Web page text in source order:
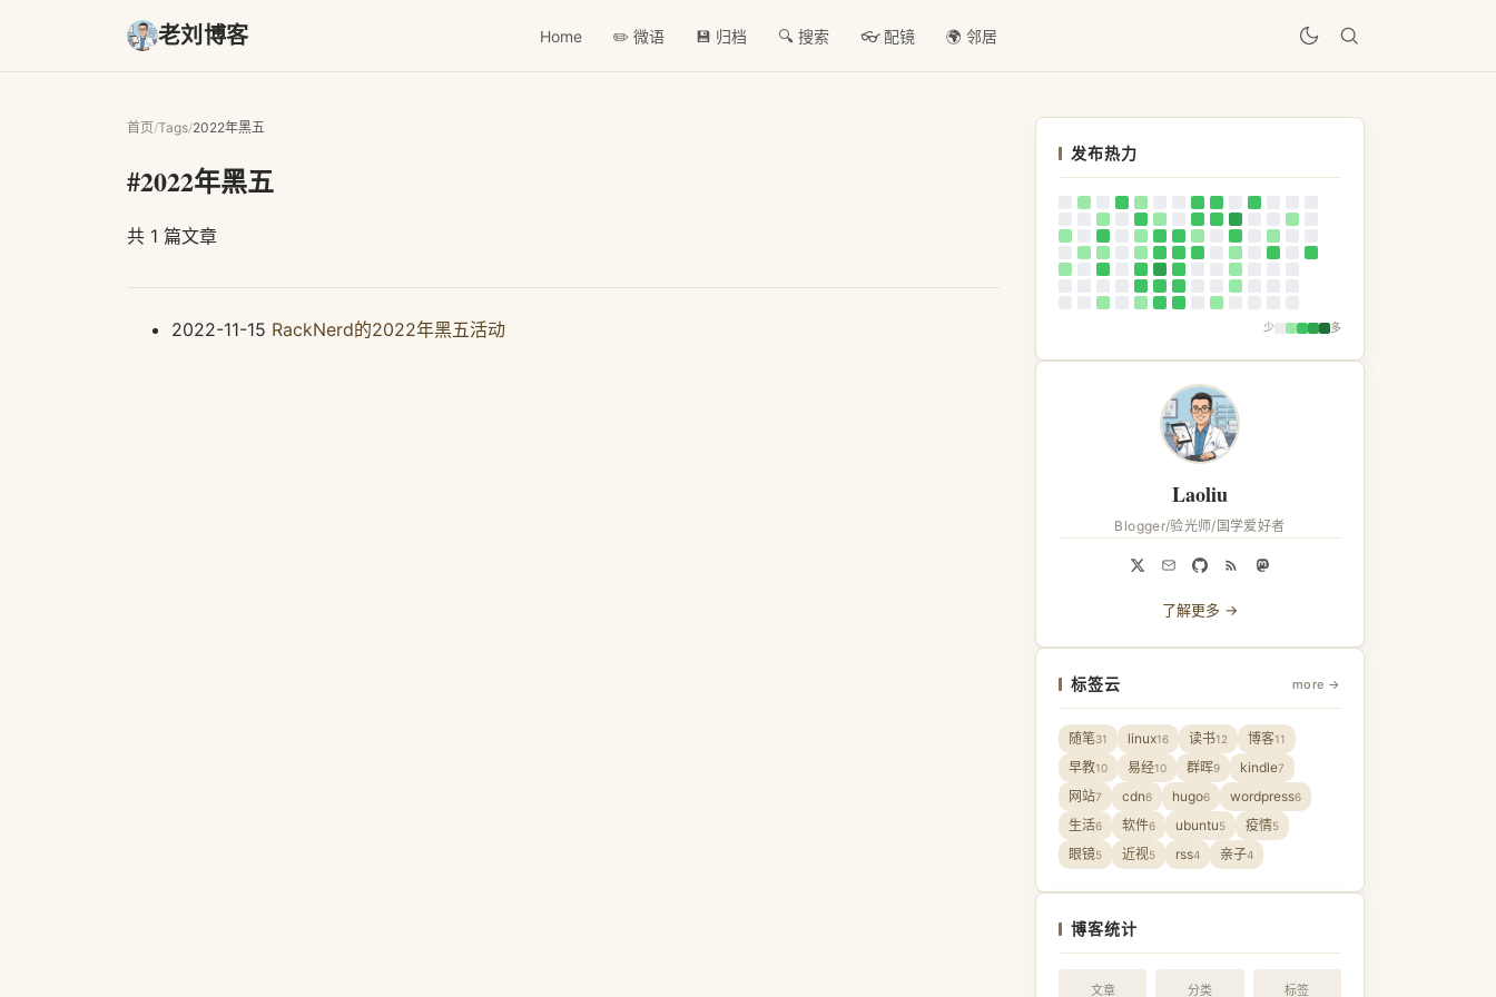
老刘博客 Home ✏️ 微语 💾 归档 🔍 搜索 👓 配镜 🌍 邻居
首页/Tags/2022年黑五
#2022年黑五
共 1 篇文章
2022-11-15 RackNerd的2022年黑五活动
发布热力
少 多
Laoliu
Blogger/验光师/国学爱好者
了解更多 →
标签云 more →
随笔31 linux16 读书12 博客11
早教10 易经10 群晖9 kindle7
网站7 cdn6 hugo6 wordpress6
生活6 软件6 ubuntu5 疫情5
眼镜5 近视5 rss4 亲子4
博客统计
文章 分类 标签